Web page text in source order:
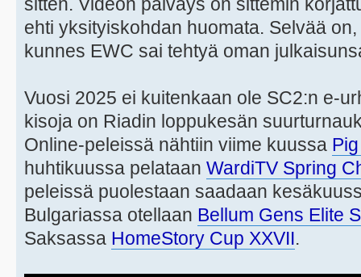
ehti yksityiskohdan huomata. Selvää
kunnes EWC sai tehtyä oman
Vuosi 2025 ei kuitenkaan ole SC2:n e-
kisoja on Riadin loppukesän
Online-peleissä nähtiin viime kuussa
huhtikuussa pelataan WardiTV Spring
peleissä puolestaan saadaan
Bulgariassa otellaan Bellum Gens Elite
Saksassa HomeStory Cup XXVII.